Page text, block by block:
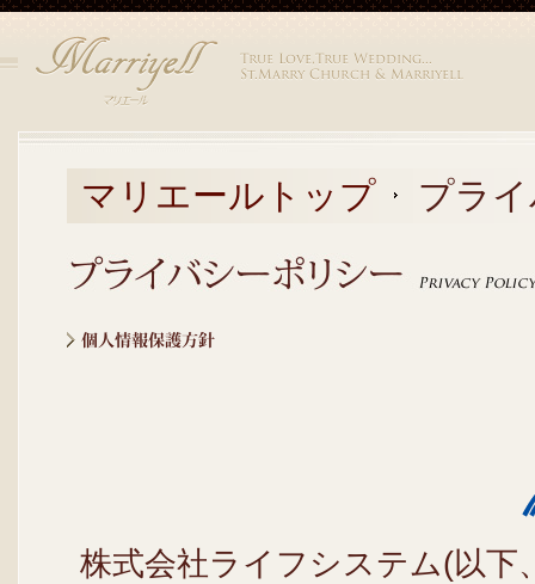
マリエールトップ プラ
株式会社ライフシステム(以下